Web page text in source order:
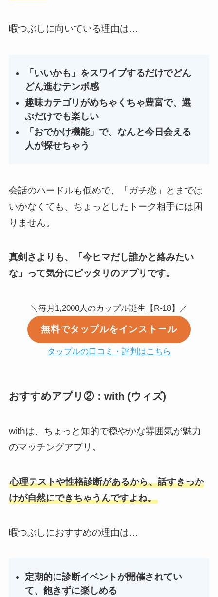
暇つぶしに向いている理由は…
「いいかも」をスワイプするだけでどん
どん進むテンポ感
趣味カテゴリがめちゃくちゃ豊富で、選
ぶだけでも楽しい
「おでかけ機能」で、なんと今日会える
人が探せちゃう
会話のハードルも低めで、「ガチ恋」とまでは
いかなくても、ちょっとしたトーク相手には困
りません。
真剣さよりも、「今ヒマだし誰かと絡みたい
な」って気分にピッタリのアプリです。
＼毎月1,2000人のカップル誕生【R-18】／
無料でタップルをインストール
タップルの口コミ・評判はこちら
おすすめアプリ②：with (ウィズ)
withは、ちょっと知的で穏やかな雰囲気が魅力
のマッチングアプリ。
心理テストや性格診断があるから、話すきっか
けが自然にできちゃうんですよね。
暇つぶしにおすすめの理由は…
定期的に診断イベントが開催されてい
て、飽きずに楽しめる